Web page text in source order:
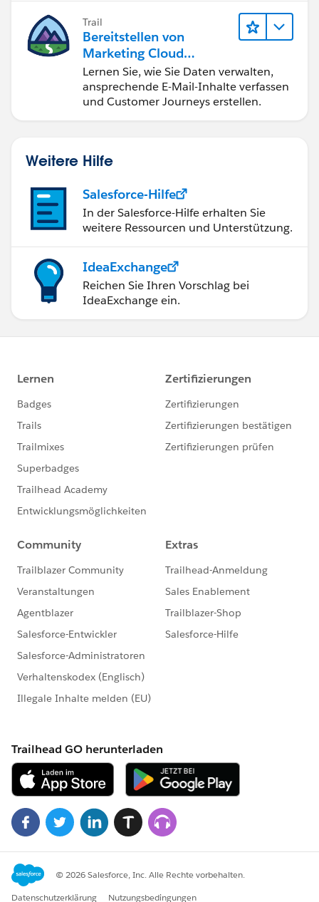
Trail
Bereitstellen von
Marketing Cloud
Engagement
Lernen Sie, wie Sie Daten verwalten,
ansprechende E-Mail-Inhalte verfassen
und Customer Journeys erstellen.
Weitere Hilfe
Salesforce-Hilfe
In der Salesforce-Hilfe erhalten Sie
weitere Ressourcen und Unterstützung.
IdeaExchange
Reichen Sie Ihren Vorschlag bei
IdeaExchange ein.